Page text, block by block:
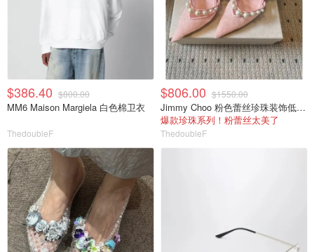
$386.40 $800.00
MM6 Maison Margiela 白色棉卫衣
ThedoubleF
$806.00 $1550.00
Jimmy Choo 粉色蕾丝珍珠装饰低胸内衣
爆款珍珠系列！粉蕾丝太美了
ThedoubleF